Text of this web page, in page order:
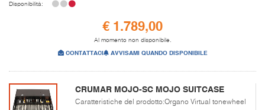
Disponibilità:
€ 1.789,00
Al momento non disponibile.
CONTATTACI AVVISAMI QUANDO DISPONIBILE
CRUMAR MOJO-SC MOJO SUITCASE
Caratteristiche del prodotto:Organo Virtual tonewheel